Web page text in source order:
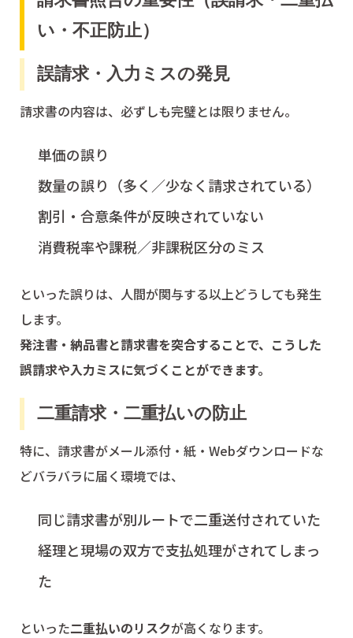
い・不正防止）
誤請求・入力ミスの発見
請求書の内容は、必ずしも完璧とは限りません。
単価の誤り
数量の誤り（多く／少なく請求されている）
割引・合意条件が反映されていない
消費税率や課税／非課税区分のミス
といった誤りは、人間が関与する以上どうしても発生
します。
発注書・納品書と請求書を突合することで、こうした
誤請求や入力ミスに気づくことができます。
二重請求・二重払いの防止
特に、請求書がメール添付・紙・Webダウンロードな
どバラバラに届く環境では、
同じ請求書が別ルートで二重送付されていた
経理と現場の双方で支払処理がされてしまっ
た
といった二重払いのリスクが高くなります。